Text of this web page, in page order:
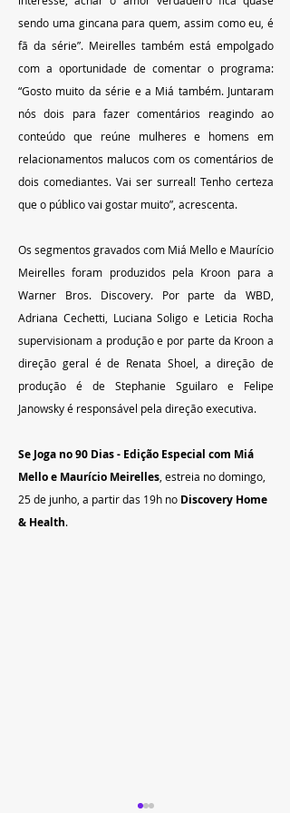
sendo uma gincana para quem, assim como eu, é
fã da série”. Meirelles também está empolgado
com a oportunidade de comentar o programa:
“Gosto muito da série e a Miá também. Juntaram
nós dois para fazer comentários reagindo ao
conteúdo que reúne mulheres e homens em
relacionamentos malucos com os comentários de
dois comediantes. Vai ser surreal! Tenho certeza
que o público vai gostar muito”, acrescenta.
Os segmentos gravados com Miá Mello e Maurício
Meirelles foram produzidos pela Kroon para a
Warner Bros. Discovery. Por parte da WBD,
Adriana Cechetti, Luciana Soligo e Leticia Rocha
supervisionam a produção e por parte da Kroon a
direção geral é de Renata Shoel, a direção de
produção é de Stephanie Sguilaro e Felipe
Janowsky é responsável pela direção executiva.
Se Joga no 90 Dias - Edição Especial com Miá
Mello e Maurício Meirelles, estreia no domingo,
25 de junho, a partir das 19h no Discovery Home
& Health.